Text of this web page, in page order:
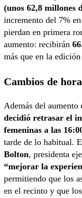
(unos 62,8 millones
incremento del 7%
pierdan en primera
aumento: recibirán
más que en la
Cambios de
Además del aumento
decidió retrasar el
femeninas a las
tarde de lo habitual.
Bolton, presidenta
“mejorar la
permitiendo que los
en el recinto y que